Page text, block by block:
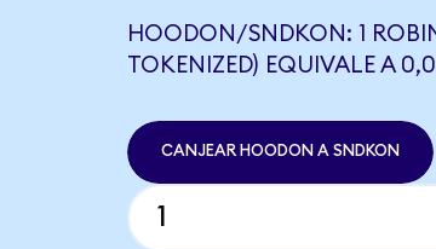
HOODON/SNDKON: 1
TOKENIZED) EQUIVALE A
CANJEAR HOODON A SNDKON